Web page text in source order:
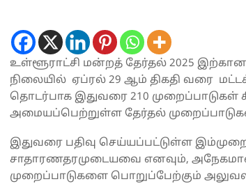
உள்ளூராட்சி மன்றத் தேர்தல் 2025
நிலையில் ஏப்ரல் 29 ஆம் திகதி வரை
தொடர்பாக இதுவரை 210
அமையப்பெற்றுள்ள தேர்தல்
இதுவரை பதிவு செய்யப்பட்டுள்ள
சாதாரணதரமுடையவை எனவும், அநேகமான
முறைப்பாடுகளை பொறுப்பேற்கும்